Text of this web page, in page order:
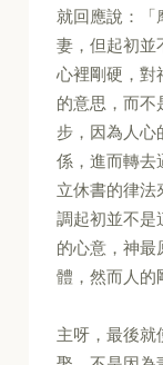
就回應說：「
妻，但起初並
心裡剛硬，對
的意思，而不
步，因為人心
係，進而轉去
立休書的律法
調起初並不是
的心意，神最
體，然而人的
主呀，最後就